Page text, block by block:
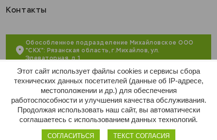
Контакты
Обособленное подразделение Михайловское ООО
"СКХ": Рязанская область, г.Михайлов, ул.
Элеваторная, д.1
+7 (495) 215-55-16
market@apsaburovo.ru
Политика конфиденциальности Договор оферты
Этот сайт использует файлы cookies и сервисы сбора
технических данных посетителей (данные об IP-адресе,
местоположении и др.) для обеспечения
работоспособности и улучшения качества обслуживания.
Продолжая использовать наш сайт, вы автоматически
соглашаетесь с использованием данных технологий.
СОГЛАСИТЬСЯ ТЕКСТ СОГЛАСИЯ